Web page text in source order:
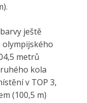
ještě
olympijského
metrů
kola
v TOP 3,
(100,5 m)